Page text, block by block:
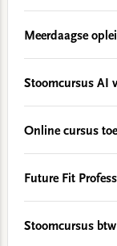
Meerdaagse
Stoomcursus AI
Online cursus
Future Fit
Stoomcursus